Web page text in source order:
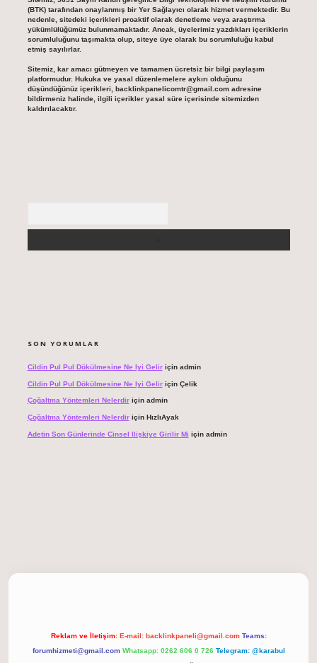
(BTK) tarafından onaylanmış bir Yer Sağlayıcı olarak hizmet vermektedir. Bu
nedenle, sitedeki içerikleri proaktif olarak denetleme veya araştırma
yükümlülüğümüz bulunmamaktadır. Ancak, üyelerimiz yazdıkları içeriklerin
sorumluluğunu taşımakta olup, siteye üye olarak bu sorumluluğu kabul
etmiş sayılırlar.
Sitemiz, kar amacı gütmeyen ve tamamen ücretsiz bir bilgi paylaşım
platformudur. Hukuka ve yasal düzenlemelere aykırı olduğunu
düşündüğünüz içerikleri, backlinkpanelicomtr@gmail.comadresine
bildirmeniz halinde, ilgili içerikler yasal süre içerisinde sitemizden
kaldırılacaktır.
SON YORUMLAR
Cildin Pul Pul Dökülmesine Ne Iyi Geliriçin admin
Cildin Pul Pul Dökülmesine Ne Iyi Geliriçin Çelik
Çoğaltma Yöntemleri Nelerdiriçin admin
Çoğaltma Yöntemleri Nelerdiriçin HızlıAyak
Adetin Son Günlerinde Cinsel Ilişkiye Girilir Mi için admin
Reklam ve İletişim: E-mail: backlinkpaneli@gmail.com Teams:
forumhizmeti@gmail.com Whatsapp: 0262 606 0 726 Telegram: @karabul